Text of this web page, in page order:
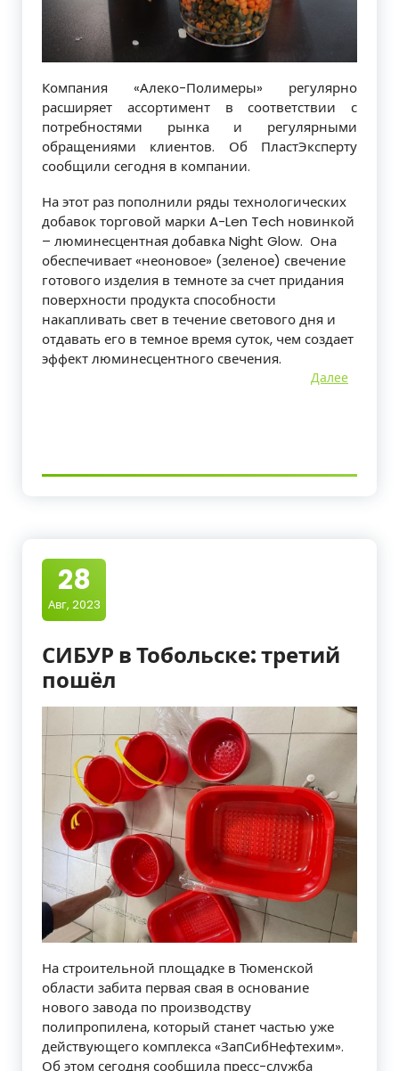
Компания «Алеко-Полимеры» регулярно
расширяет ассортимент в соответствии с
потребностями рынка и регулярными
обращениями клиентов. Об ПластЭксперту
сообщили сегодня в компании.
На этот раз пополнили ряды технологических
добавок торговой марки A-Len Tech новинкой
– люминесцентная добавка Night Glow. Она
обеспечивает «неоновое» (зеленое) свечение
готового изделия в темноте за счет придания
поверхности продукта способности
накапливать свет в течение светового дня и
отдавать его в темное время суток, чем создает
эффект люминесцентного свечения.
Далее
28
Авг, 2023
СИБУР в Тобольске: третий
пошёл
На строительной площадке в Тюменской
области забита первая свая в основание
нового завода по производству
полипропилена, который станет частью уже
действующего комплекса «ЗапСибНефтехим».
Об этом сегодня сообщила пресс-служба